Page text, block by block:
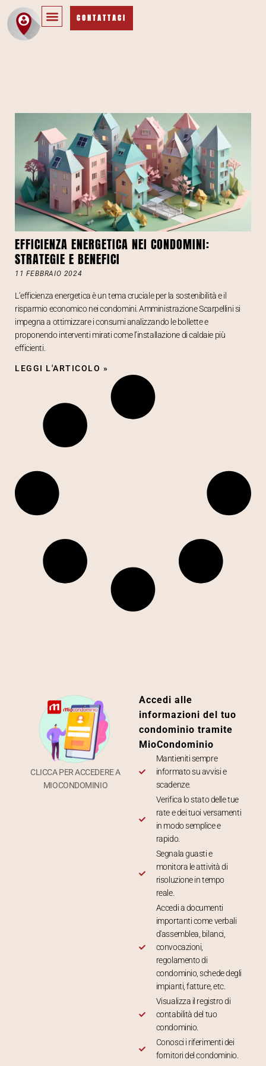
CONTATTACI
EFFICIENZA ENERGETICA NEI CONDOMINI:
STRATEGIE E BENEFICI
11 FEBBRAIO 2024
L’efficienza energetica è un tema cruciale per la sostenibilità e il
risparmio economico nei condomini. Amministrazione Scarpellini si
impegna a ottimizzare i consumi analizzando le bollette e
proponendo interventi mirati come l’installazione di caldaie più
efficienti.
LEGGI L'ARTICOLO »
CLICCA PER ACCEDERE A
MIOCONDOMINIO
Accedi alle
informazioni del tuo
condominio tramite
MioCondominio
Mantieniti sempre
informato su avvisi e
scadenze.
Verifica lo stato delle tue
rate e dei tuoi versamenti
in modo semplice e
rapido.
Segnala guasti e
monitora le attività di
risoluzione in tempo
reale.
Accedi a documenti
importanti come verbali
d'assemblea, bilanci,
convocazioni,
regolamento di
condominio, schede degli
impianti, fatture, etc.
Visualizza il registro di
contabilità del tuo
condominio.
Conosci i riferimenti dei
fornitori del condominio.